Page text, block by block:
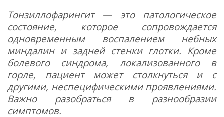
Тонзиллофарингит — это патологическое
состояние, которое сопровождается
одновременным воспалением небных
миндалин и задней стенки глотки. Кроме
болевого синдрома, локализованного в
горле, пациент может столкнуться и с
другими, неспецифическими проявлениями.
Важно разобраться в разнообразии
симптомов.